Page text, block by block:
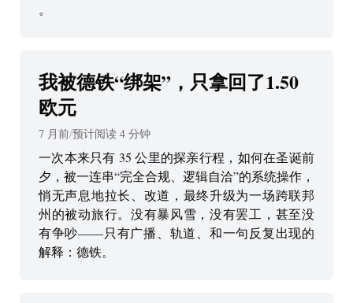
。
我被德铁“绑架”，只拿回了1.50
欧元
7 月前/预计阅读 4 分钟
一次本来只有 35 公里的探亲行程，如何在圣诞前
夕，被一连串“完全合规、逻辑自洽”的系统操作，
悄无声息地拉长、改道，最终升级为一场跨联邦
州的被动旅行。没有暴风雪，没有罢工，甚至没
有争吵——只有广播、轨道、和一句反复出现的
解释：德铁。